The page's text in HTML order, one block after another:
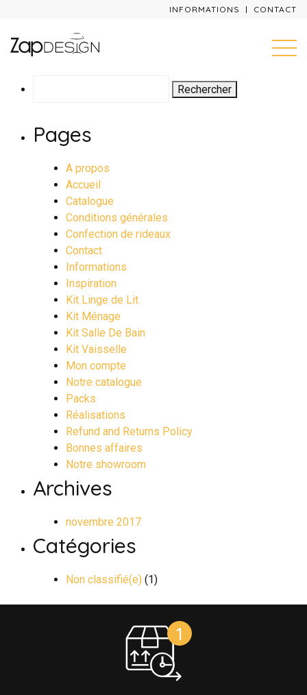
INFORMATIONS CONTACT
Pages
A propos
Accueil
Catalogue
Conditions générales
Confection de rideaux
Contact
Informations
Inspiration
Kit Linge de Lit
Kit Ménage
Kit Salle De Bain
Kit Vaisselle
Mon compte
Notre catalogue
Packs
Réalisations
Refund and Returns Policy
Bonnes affaires
Notre showroom
Archives
novembre 2017
Catégories
Non classifié(e) (1)